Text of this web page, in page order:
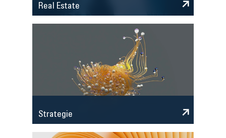
Real Estate
Strategie